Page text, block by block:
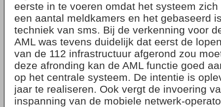
eerste in te voeren omdat het systeem
een aantal meldkamers en het gebaseerd
techniek van sms. Bij de verkenning voor
AML was tevens duidelijk dat eerst de
van de 112 infrastructuur afgerond zou
deze afronding kan de AML functie goed
op het centrale systeem. De intentie is
jaar te realiseren. Ook vergt de invoering
inspanning van de mobiele netwerk-